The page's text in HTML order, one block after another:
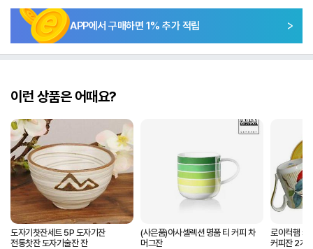
APP에서 구매하면 1% 추가 적립
이런 상품은 어때요?
도자기찻잔세트 5P 도자기잔
전통찻잔 도자기술잔 잔
(사은품)아사셀렉션 명품 티 커피 차
머그잔
로이컥햄 커
커피잔 2개